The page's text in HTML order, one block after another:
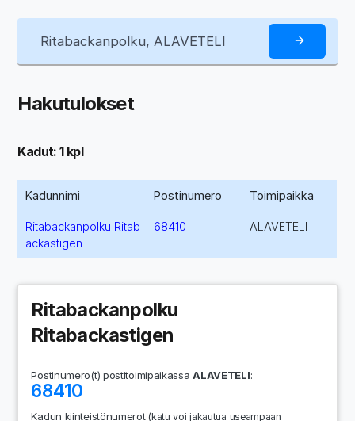
Hakutulokset
Kadut: 1 kpl
Kadunnimi Postinumero Toimipaikka
Ritabackanpolku Ritab
ackastigen
68410 ALAVETELI
Ritabackanpolku
Ritabackastigen
Postinumero(t) postitoimipaikassaALAVETELI:
68410
Kadun kiinteistönumerot(katu voi jakautua useampaan